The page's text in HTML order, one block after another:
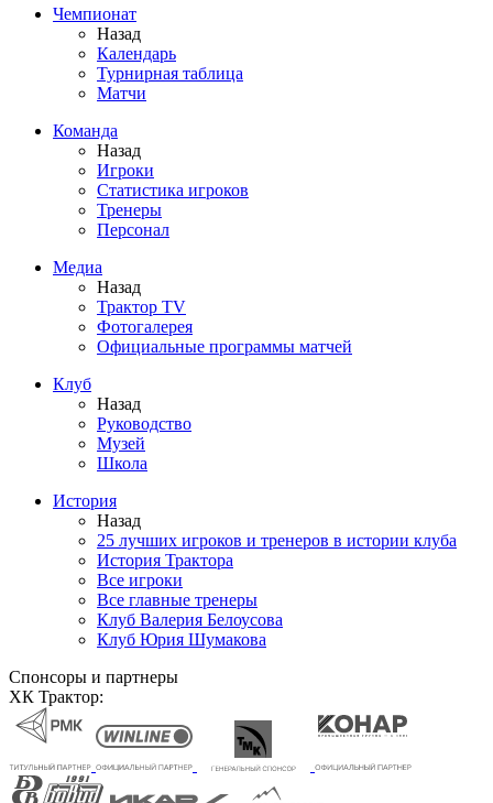
Чемпионат
Назад
Календарь
Турнирная таблица
Матчи
Команда
Назад
Игроки
Статистика игроков
Тренеры
Персонал
Медиа
Назад
Трактор TV
Фотогалерея
Официальные программы матчей
Клуб
Назад
Руководство
Музей
Школа
История
Назад
25 лучших игроков и тренеров в истории клуба
История Трактора
Все игроки
Все главные тренеры
Клуб Валерия Белоусова
Клуб Юрия Шумакова
Спонсоры и партнеры
ХК Трактор: